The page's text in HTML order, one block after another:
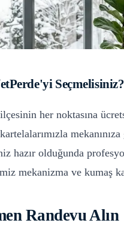
Seçmelisiniz?
ilçesinin her noktasına
hazır olduğunda
mekanizma ve kumaş
Randevu Alın